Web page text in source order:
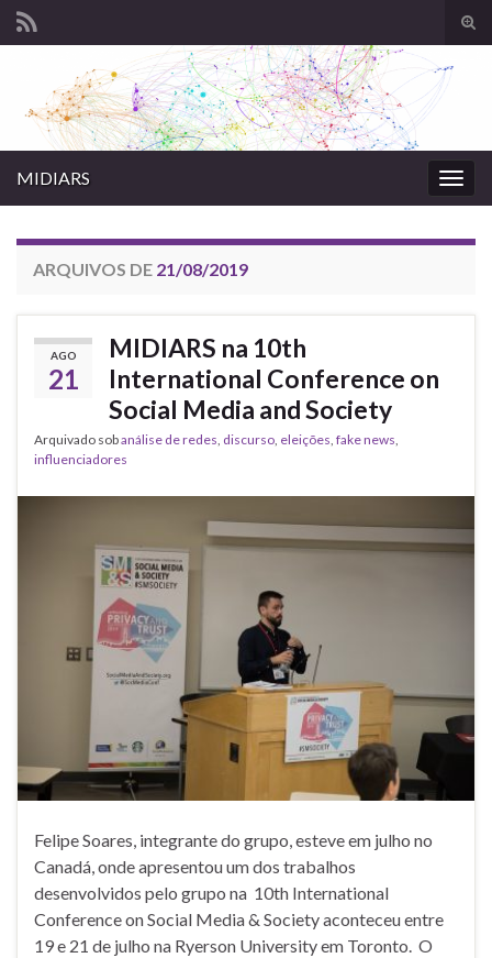
Search for:
MIDIARS
ARQUIVOS DE 21/08/2019
AGO
21
MIDIARS na 10th
International Conference on
Social Media and Society
Arquivado sobanálise de redes discurso eleições fake news
influenciadores
Felipe Soares, integrante do grupo, esteve em julho no
Canadá, onde apresentou um dos trabalhos
desenvolvidos pelo grupo na 10th International
Conference on Social Media & Society aconteceu entre
19 e 21 de julho na Ryerson University em Toronto. O